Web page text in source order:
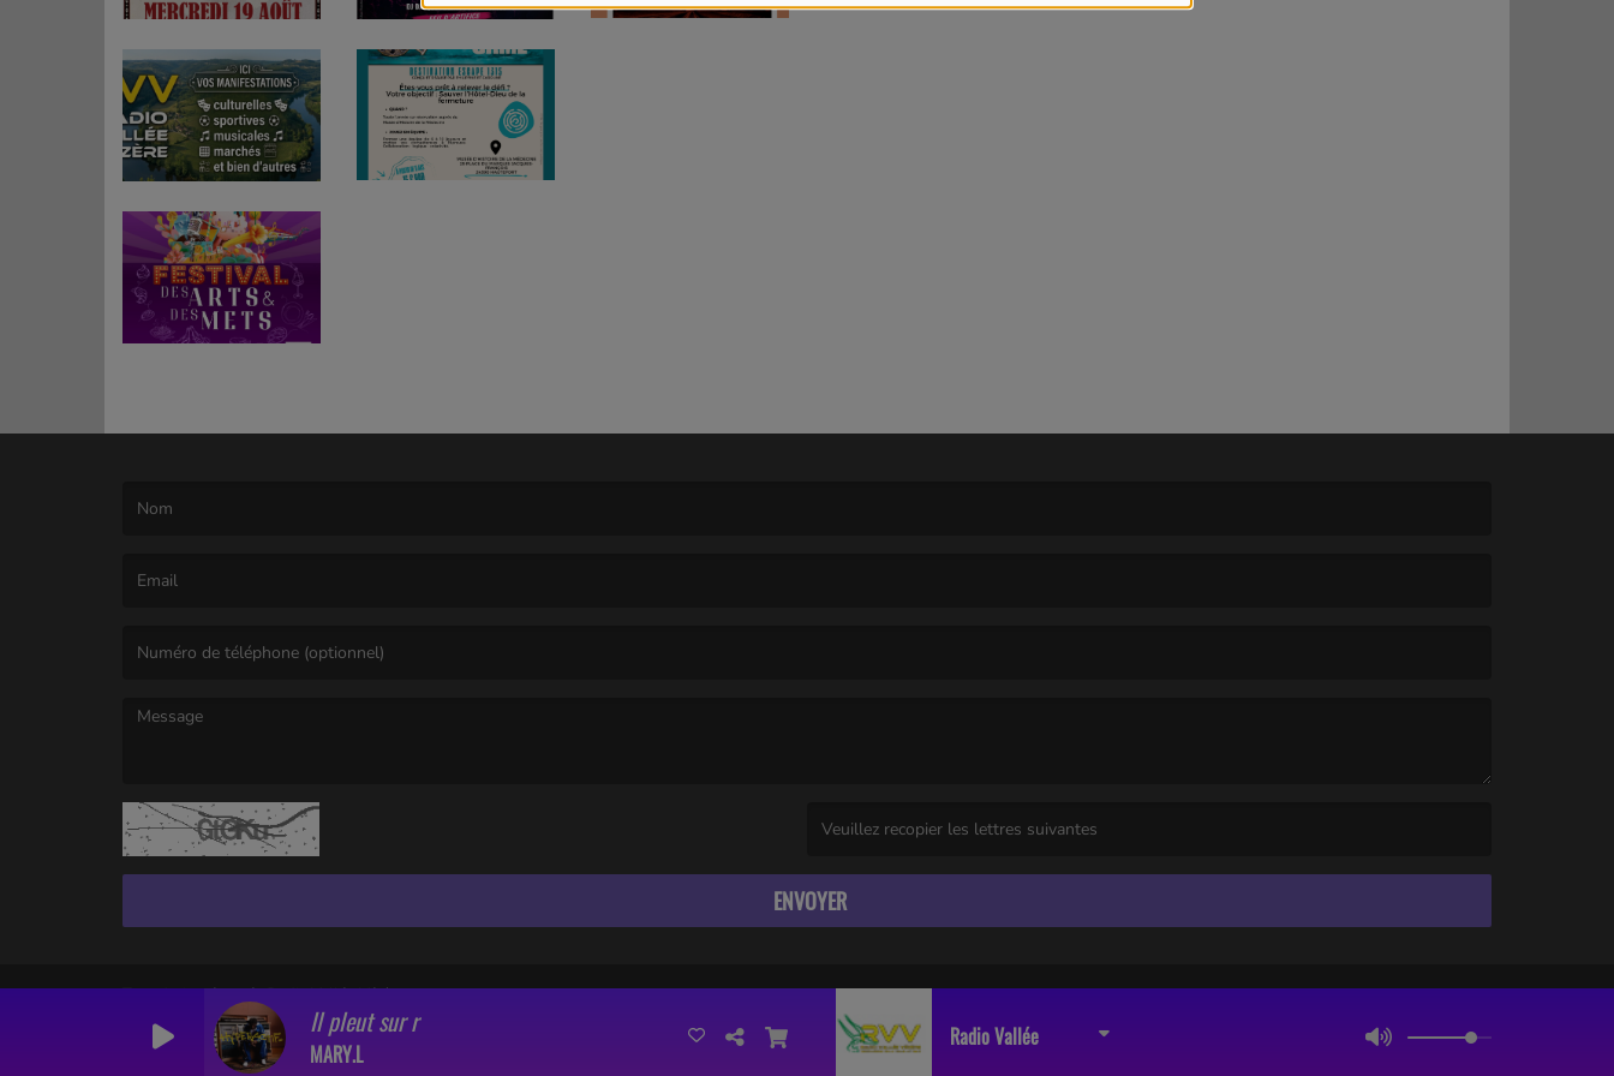
Il pleut sur r
MARY.L
Radio Vallée
ENVOYER
Tous droits réservés Radio Vallée Vézère